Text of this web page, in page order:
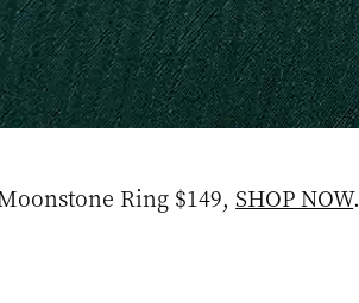
Ring $149,SHOP NOW.